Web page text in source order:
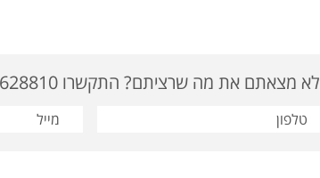
לא מצאתם את מה שרציתם? התקשרו 03-9628810 או מלאו פרטים